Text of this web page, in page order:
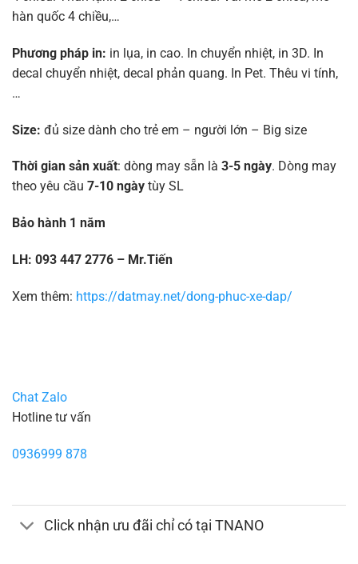
hàn quốc 4 chiều,…
Phương pháp in: in lụa, in cao. In chuyển nhiệt, in 3D. In
decal chuyển nhiệt, decal phản quang. In Pet. Thêu vi tính,
…
Size: đủ size dành cho trẻ em – người lớn – Big size
Thời gian sản xuất: dòng may sẵn là 3-5 ngày. Dòng may
theo yêu cầu 7-10 ngàytùy SL
Bảo hành 1 năm
LH: 093 447 2776 – Mr.Tiến
Xem thêm: https://datmay.net/dong-phuc-xe-dap/
Chat Zalo
Hotline tư vấn
0936999 878
Click nhận ưu đãi chỉ có tại TNANO